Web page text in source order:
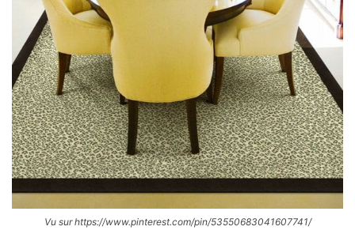
Vu sur https://www.pinterest.com/pin/53550683041607741/